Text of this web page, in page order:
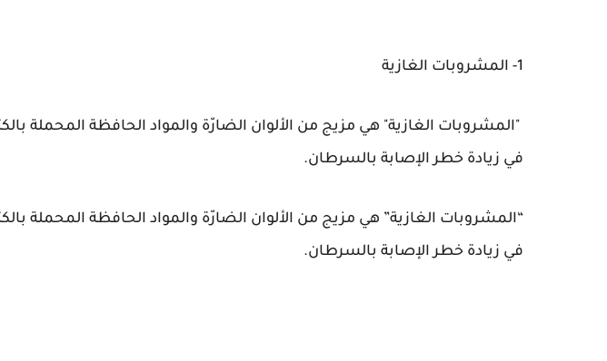
1- المشروبات الغازية
"المشروبات الغازية" هي مزيج من الألوان الضارّة والمواد الحافظة المحملة
في زيادة خطر الإصابة بالسرطان.
“المشروبات الغازية” هي مزيج من الألوان الضارّة والمواد الحافظة المحملة
في زيادة خطر الإصابة بالسرطان.